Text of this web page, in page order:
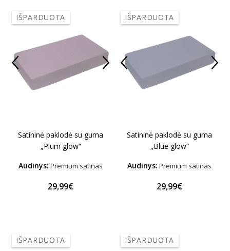
IŠPARDUOTA
Satininė paklodė su guma
„Plum glow“
Audinys: Premium satinas
29,99€
IŠPARDUOTA
Satininė paklodė su guma
„Blue glow“
Audinys: Premium satinas
29,99€
IŠPARDUOTA IŠPARDUOTA